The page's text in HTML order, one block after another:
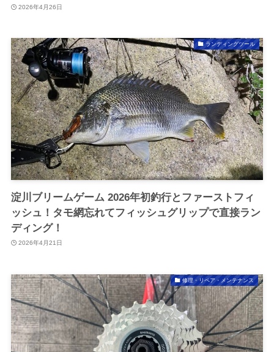
2026年4月26日
ランディングツール
淀川ブリームゲーム 2026年初釣行とファーストフィ
ッシュ！タモ網忘れてフィッシュグリップで直接ラン
ディング！
2026年4月21日
修理・リペア・メンテナンス